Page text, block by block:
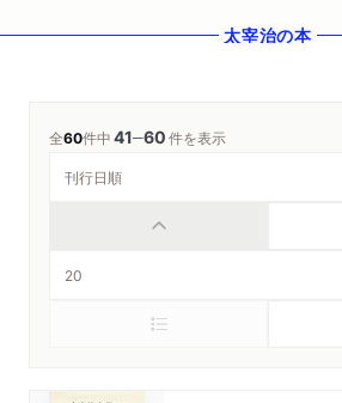
太宰治の本
全60件中41─60件を表示